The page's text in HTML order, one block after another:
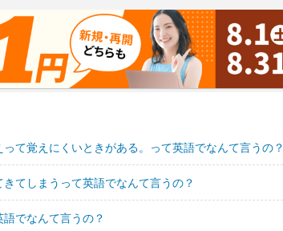
て覚えにくいときがある。って英語でなんて言うの？
てしまうって英語でなんて言うの？
でなんて言うの？